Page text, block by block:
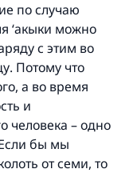
по случаю
‘акыки можно
с этим во
Потому что
а во время
и
человека – одно
бы мы
от семи, то
ему и
такая
его»